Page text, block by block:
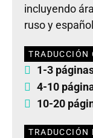
incluyendo
ruso y
TRADUCCIÓN
1-3
4-10
10-20
TRADUCCIÓN